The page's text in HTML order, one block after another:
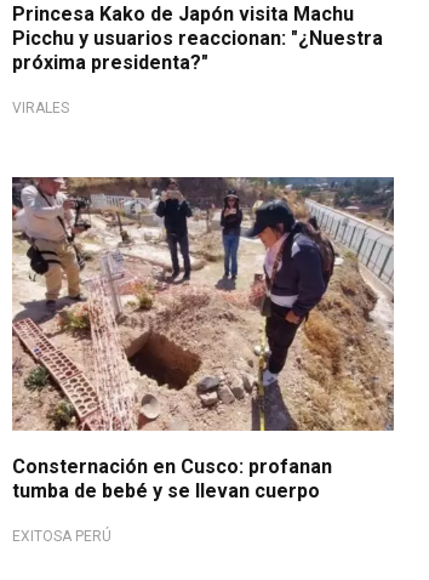
Princesa Kako de Japón visita Machu
Picchu y usuarios reaccionan: "¿Nuestra
próxima presidenta?"
VIRALES
Indignación en la Ciudad Imperial
Consternación en Cusco: profanan
tumba de bebé y se llevan cuerpo
EXITOSA PERÚ